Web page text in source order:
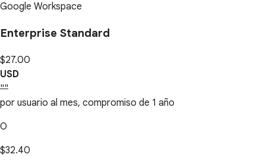
Google Workspace
Enterprise Standard
$27.00
USD
""
por usuario al mes, compromiso de 1 año
O
$32.40